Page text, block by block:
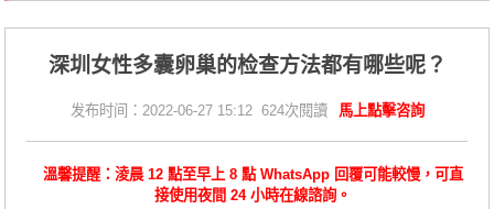
深圳女性多囊卵巢的检查方法都有哪些呢？
发布时间：2022-06-27 15:12 624次閱讀 馬上點擊咨詢
溫馨提醒：淩晨 12 點至早上 8 點 WhatsApp 回覆可能較慢，可直
接使用夜間 24 小時在線諮詢。